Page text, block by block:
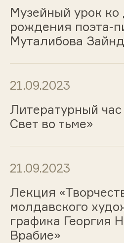
Музейный урок
рождения поэта-
Муталибова
21.09.2023
Литературный
Свет во тьме»
21.09.2023
Лекция
молдавского
графика Георгия
Врабие»